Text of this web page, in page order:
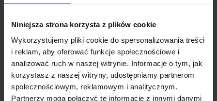
Niniejsza strona korzysta z plików cookie
Wykorzystujemy pliki cookie do spersonalizowania treści
i reklam, aby oferować funkcje społecznościowe i
analizować ruch w naszej witrynie. Informacje o tym, jak
korzystasz z naszej witryny, udostępniamy partnerom
społecznościowym, reklamowym i analitycznym.
Partnerzy mogą połączyć te informacje z innymi danymi
sprawi, że wyjątkowo prezentować się będą na
Okazje cenowe